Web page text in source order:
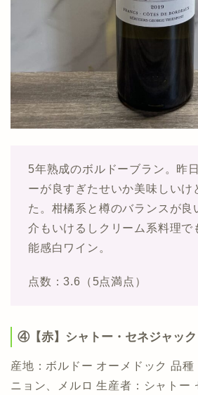
5年熟成のボルドーブラン。昨
ーが良すぎたせいか美味しいけ
た。柑橘系と樽のバランスが良
介もいけるしクリーム系料理で
能感白ワイン。
点数：3.6（5点満点）
④【赤】シャトー・セネジャック
産地：ボルドー オーメドック 品種
ニョン、メルロ 生産者：シャトー